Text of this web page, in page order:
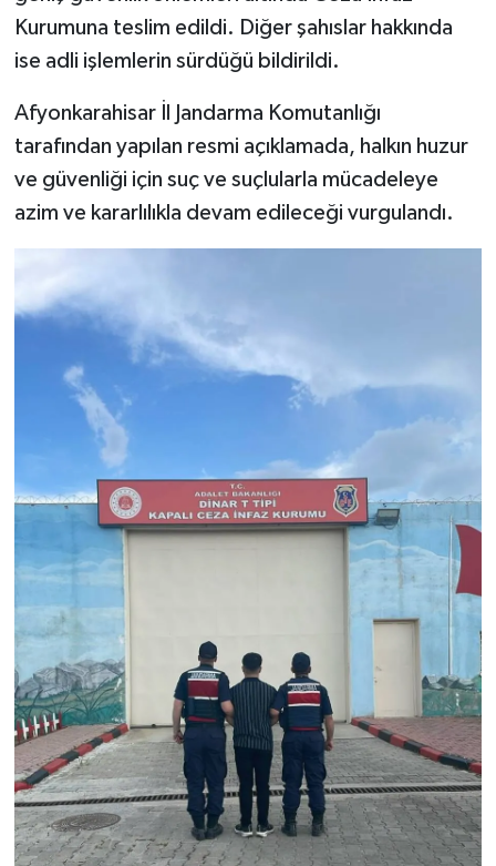
Kurumuna teslim edildi. Diğer şahıslar hakkında
ise adli işlemlerin sürdüğü bildirildi.
Afyonkarahisar İl Jandarma Komutanlığı
tarafından yapılan resmi açıklamada, halkın huzur
ve güvenliği için suç ve suçlularla mücadeleye
azim ve kararlılıkla devam edileceği vurgulandı.